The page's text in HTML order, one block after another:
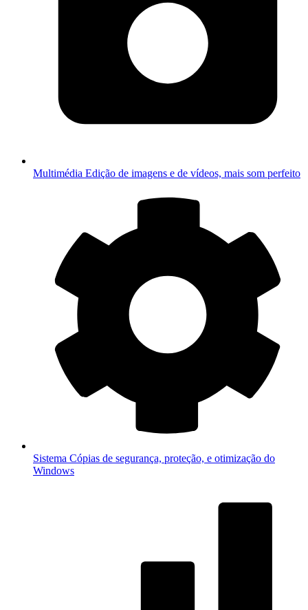
Multimédia Edição de imagens e de vídeos, mais som perfeito
Sistema Cópias de segurança, proteção, e otimização do
Windows